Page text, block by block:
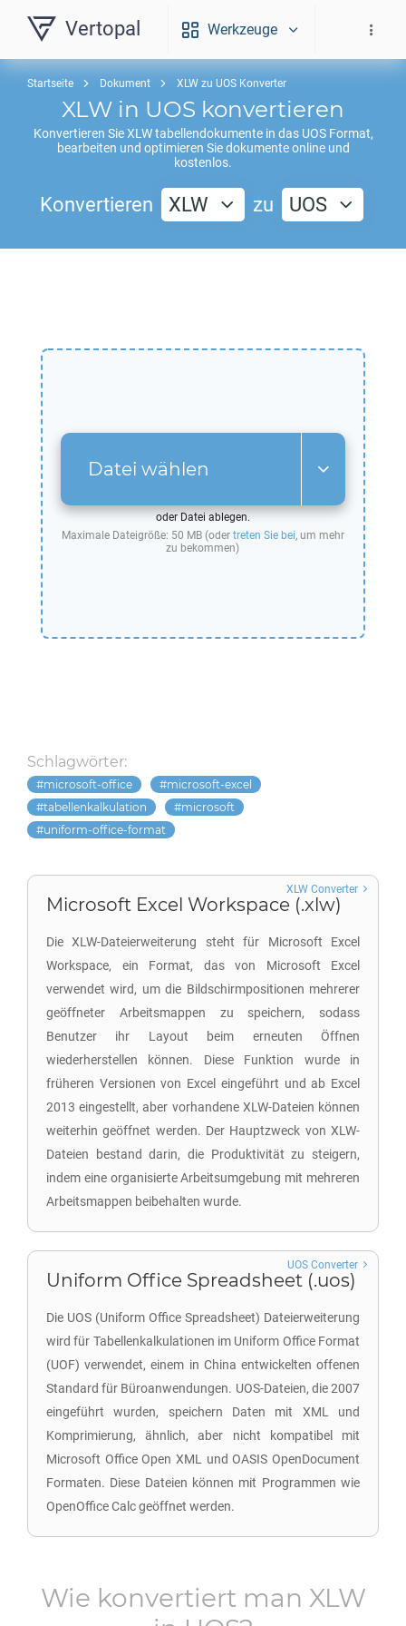
Vertopal Werkzeuge
Startseite Dokument XLW zu UOS Konverter
XLW in UOS konvertieren
Konvertieren SieXLWtabellendokumente in das UOSFormat,
bearbeiten und optimieren Sie dokumente online und
kostenlos.
Konvertieren XLW zu UOS
Datei wählen
oder Datei ablegen.
Maximale Dateigröße: 50 MB (oder treten Sie bei, um mehr
zu bekommen)
Schlagwörter:
microsoft-office
microsoft-excel
tabellenkalkulation
microsoft
uniform-office-format
Microsoft Excel Workspace (.xlw)
Die XLW-Dateierweiterung steht für Microsoft Excel
Workspace, ein Format, das von Microsoft Excel
verwendet wird, um die Bildschirmpositionen mehrerer
geöffneter Arbeitsmappen zu speichern, sodass
Benutzer ihr Layout beim erneuten Öffnen
wiederherstellen können. Diese Funktion wurde in
früheren Versionen von Excel eingeführt und ab Excel
2013 eingestellt, aber vorhandene XLW-Dateien können
weiterhin geöffnet werden. Der Hauptzweck von XLW-
Dateien bestand darin, die Produktivität zu steigern,
indem eine organisierte Arbeitsumgebung mit mehreren
Arbeitsmappen beibehalten wurde.
XLW Converter
Uniform Office Spreadsheet (.uos)
Die UOS (Uniform Office Spreadsheet) Dateierweiterung
wird für Tabellenkalkulationen im Uniform Office Format
(UOF) verwendet, einem in China entwickelten offenen
Standard für Büroanwendungen. UOS-Dateien, die 2007
eingeführt wurden, speichern Daten mit XML und
Komprimierung, ähnlich, aber nicht kompatibel mit
Microsoft Office Open XML und OASIS OpenDocument
Formaten. Diese Dateien können mit Programmen wie
OpenOffice Calc geöffnet werden.
UOS Converter
Wie konvertiert man XLW